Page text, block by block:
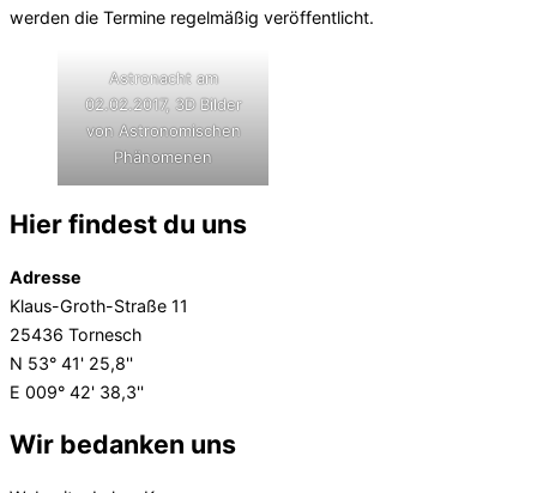
werden die Termine regelmäßig veröffentlicht.
Astronacht am
02.02.2017, 3D Bilder
von Astronomischen
Phänomenen
Hier findest du uns
Adresse
Klaus-Groth-Straße 11
25436 Tornesch
N 53° 41' 25,8''
E 009° 42' 38,3''
Wir bedanken uns